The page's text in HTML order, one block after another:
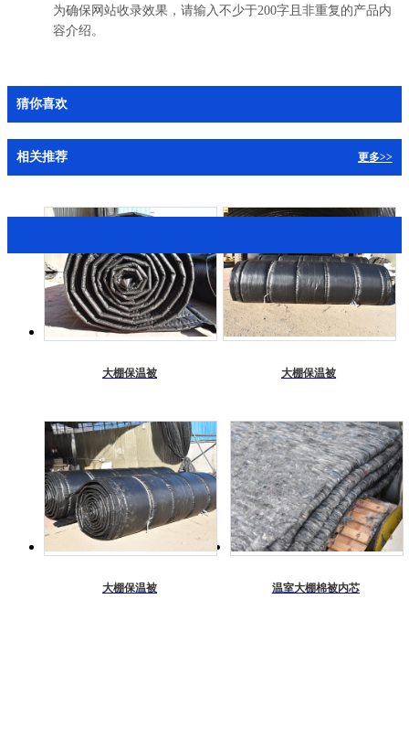
为确保网站收录效果，请输入不少于200字且非重复的产品内
容介绍。
猜你喜欢
相关推荐 更多>>
大棚保温被 大棚保温被
大棚保温被 温室大棚棉被内芯